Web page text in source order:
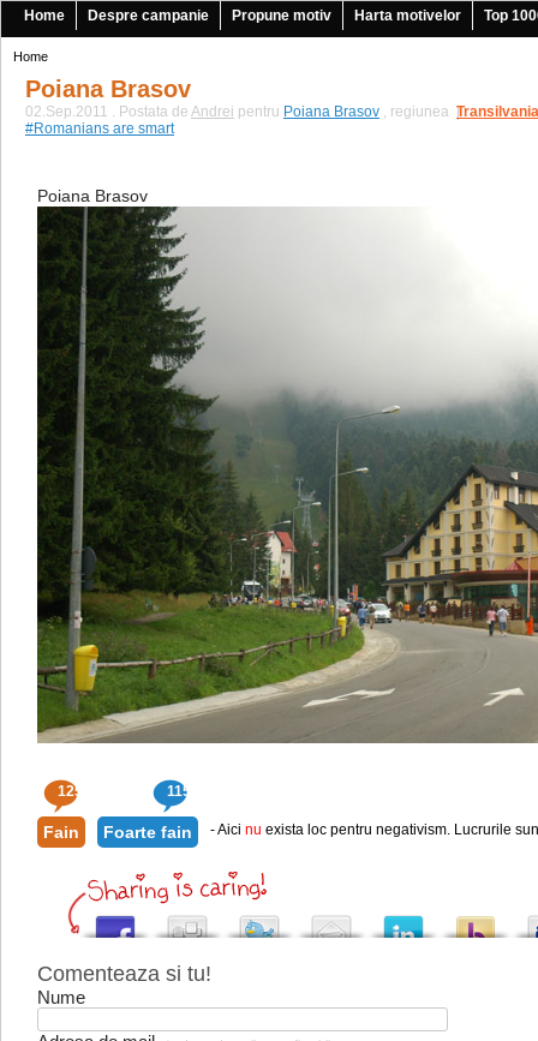
Home Despre campanie Propune motiv Harta motivelor Top
Home
Poiana Brasov
02.Sep.2011 . Postata de Andrei pentru Poiana Brasov , regiunea Transilvania
|
#Romanians are smart
Poiana Brasov
125 115
Fain Foarte fain - Aici nu exista loc pentru negativism. Lucrurile
Comenteaza si tu!
Nume